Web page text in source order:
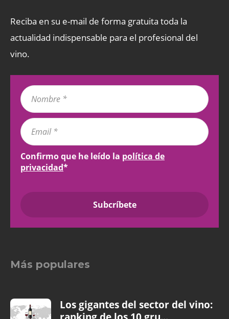
Reciba en su e-mail de forma gratuita toda la
actualidad indispensable para el profesional del
vino.
Confirmo que he leído la política de
privacidad*
Más populares
Los gigantes del sector del vino: